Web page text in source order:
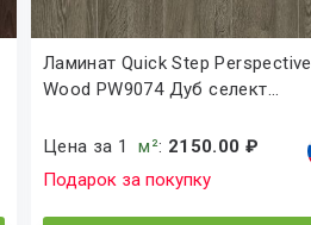
Ламинат Quick Step Perspective
Wood PW9074 Дуб селект...
Цена за 1м²: 2150.00 ₽
Подарок за покупку